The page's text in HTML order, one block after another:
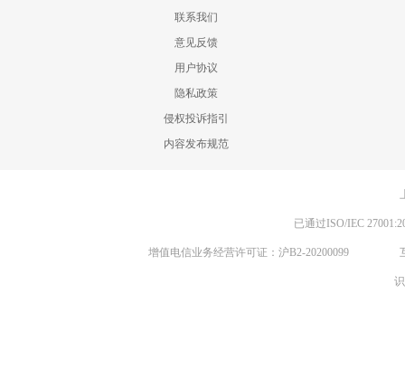
联系我们
意见反馈
用户协议
隐私政策
侵权投诉指引
内容发布规范
已通过ISO/IEC
增值电信业务经营许可证：沪B2-20200099